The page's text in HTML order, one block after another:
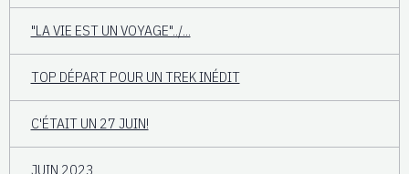
"LA VIE EST UN VOYAGE"../...
TOP DÉPART POUR UN TREK INÉDIT
C'ÉTAIT UN 27 JUIN!
JUIN 2023